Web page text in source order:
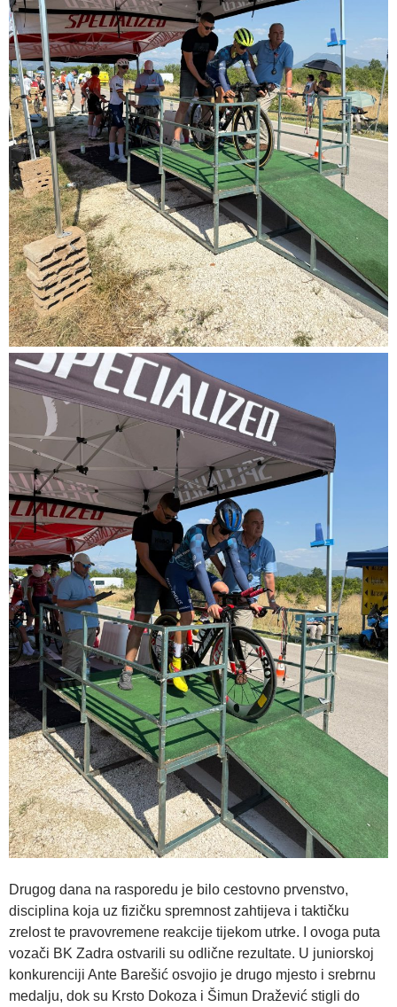
Drugog dana na rasporedu je bilo cestovno prvenstvo,
disciplina koja uz fizičku spremnost zahtijeva i taktičku
zrelost te pravovremene reakcije tijekom utrke. I ovoga puta
vozači BK Zadra ostvarili su odlične rezultate. U juniorskoj
konkurenciji Ante Barešić osvojio je drugo mjesto i srebrnu
medalju, dok su Krsto Dokoza i Šimun Dražević stigli do